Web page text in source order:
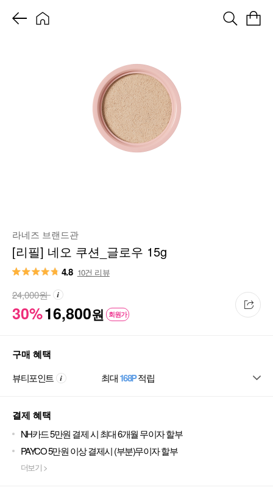
라네즈 브랜드관
[리필] 네오 쿠션_글로우 15g
4.8 10건 리뷰
30%16,800원 회원가
24,000원
구매 혜택
뷰티포인트 최대168P적립
결제 혜택
NH카드 5만원 결제 시 최대 6개월 무이자 할부
PAYCO 5만원 이상 결제시 (부분)무이자 할부
더보기 >